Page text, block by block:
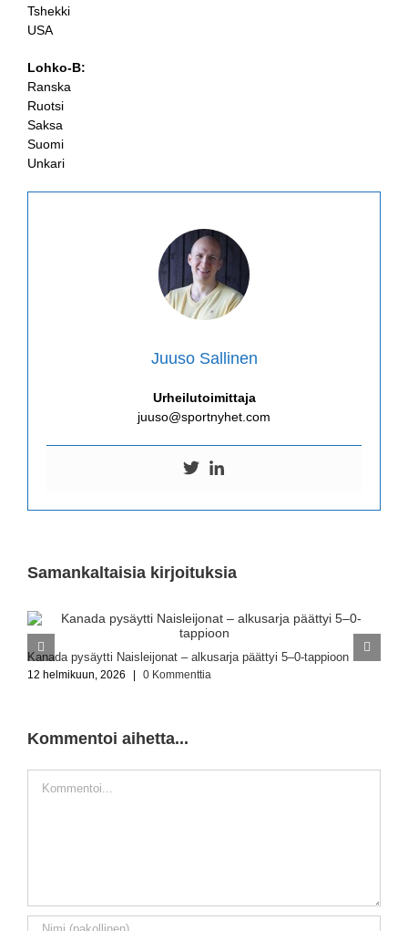
Tshekki
USA
Lohko-B:
Ranska
Ruotsi
Saksa
Suomi
Unkari
Juuso Sallinen
Urheilutoimittaja
juuso@sportnyhet.com
Samankaltaisia kirjoituksia
Kanada pysäytti Naisleijonat – alkusarja päättyi 5–0-tappioon
12 helmikuun, 2026 0 Kommenttia
Kommentoi aihetta...